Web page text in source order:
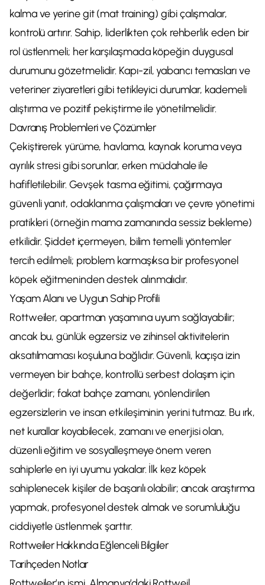
kalma ve yerine git (mat training) gibi çalışmalar,
kontrolü artırır. Sahip, liderlikten çok rehberlik eden bir
rol üstlenmeli; her karşılaşmada köpeğin duygusal
durumunu gözetmelidir. Kapı-zil, yabancı temasları ve
veteriner ziyaretleri gibi tetikleyici durumlar, kademeli
alıştırma ve pozitif pekiştirme ile yönetilmelidir.
Davranış Problemleri ve Çözümler
Çekiştirerek yürüme, havlama, kaynak koruma veya
ayrılık stresi gibi sorunlar, erken müdahale ile
hafifletilebilir. Gevşek tasma eğitimi, çağırmaya
güvenli yanıt, odaklanma çalışmaları ve çevre yönetimi
pratikleri (örneğin mama zamanında sessiz bekleme)
etkilidir. Şiddet içermeyen, bilim temelli yöntemler
tercih edilmeli; problem karmaşıksa bir profesyonel
köpek eğitmeninden destek alınmalıdır.
Yaşam Alanı ve Uygun Sahip Profili
Rottweiler, apartman yaşamına uyum sağlayabilir;
ancak bu, günlük egzersiz ve zihinsel aktivitelerin
aksatılmaması koşuluna bağlıdır. Güvenli, kaçışa izin
vermeyen bir bahçe, kontrollü serbest dolaşım için
değerlidir; fakat bahçe zamanı, yönlendirilen
egzersizlerin ve insan etkileşiminin yerini tutmaz. Bu ırk,
net kurallar koyabilecek, zamanı ve enerjisi olan,
düzenli eğitim ve sosyalleşmeye önem veren
sahiplerle en iyi uyumu yakalar. İlk kez köpek
sahiplenecek kişiler de başarılı olabilir; ancak araştırma
yapmak, profesyonel destek almak ve sorumluluğu
ciddiyetle üstlenmek şarttır.
Rottweiler Hakkında Eğlenceli Bilgiler
Tarihçeden Notlar